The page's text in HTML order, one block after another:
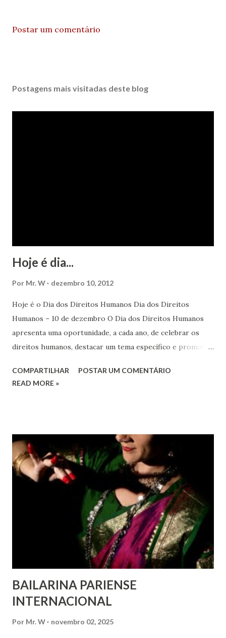
Postar um comentário
Postagens mais visitadas deste blog
Hoje é dia...
Por Mr. W dezembro 10, 2012
Hoje é o Dia dos Direitos Humanos Dia dos Direitos
Humanos – 10 de dezembro O Dia dos Direitos Humanos
apresenta uma oportunidade, a cada ano, de celebrar os
direitos humanos, destacar um tema específico e promover
em todos os lugares. Este ano, o foco é sobre os direitos
Estes direitos humanos – os direitos à liberdade de opinião
e de expressão, de reunião pacífica e de associação, e de
participar no governo (artigos 19, 20 e 21 da Declaração
Universal dos Direitos Humanos ) – têm estado no centro
das mudanças históricas no mundo árabe nos últimos dois
anos, em que milhões foram às ruas para exigir mudanças.
Em outras partes do mundo, os “99%” fizeram suas vozes
serem ouvidas através ...
COMPARTILHAR
POSTAR UM COMENTÁRIO
READ MORE »
BAILARINA PARIENSE
INTERNACIONAL
Por Mr. W novembro 02, 2025